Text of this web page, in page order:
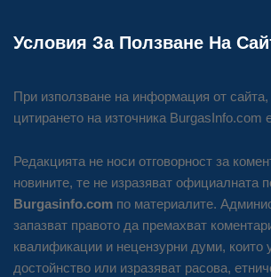
Условия За Ползване На
При използване на информация от сайта,
цитирането на източника BurgasInfo.com
Редакцията не носи отговорност за
новините, те не изразяват официалната
Burgasinfo.com по материалите.
запазват правото да премахват
квалификации и нецензурни думи, които
достойнство или изразяват расова,